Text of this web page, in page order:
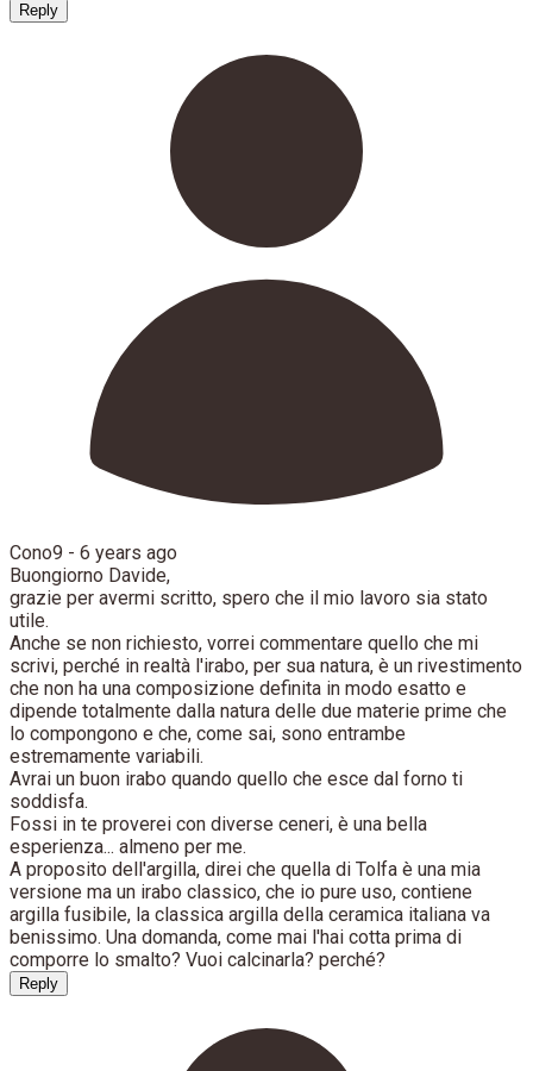
Reply
Cono9 - 6 years ago
Buongiorno Davide,
grazie per avermi scritto, spero che il mio lavoro sia stato
utile.
Anche se non richiesto, vorrei commentare quello che mi
scrivi, perché in realtà l'irabo, per sua natura, è un rivestimento
che non ha una composizione definita in modo esatto e
dipende totalmente dalla natura delle due materie prime che
lo compongono e che, come sai, sono entrambe
estremamente variabili.
Avrai un buon irabo quando quello che esce dal forno ti
soddisfa.
Fossi in te proverei con diverse ceneri, è una bella
esperienza... almeno per me.
A proposito dell'argilla, direi che quella di Tolfa è una mia
versione ma un irabo classico, che io pure uso, contiene
argilla fusibile, la classica argilla della ceramica italiana va
benissimo. Una domanda, come mai l'hai cotta prima di
comporre lo smalto? Vuoi calcinarla? perché?
Reply